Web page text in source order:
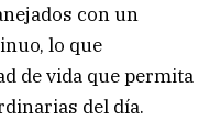
con un
lo que
de vida que permita
del día.